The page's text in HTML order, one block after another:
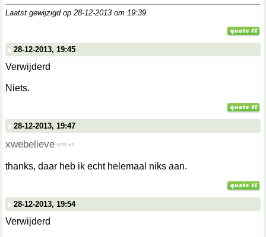
Laatst gewijzigd op 28-12-2013 om 19:39.
28-12-2013, 19:45
Verwijderd
Niets.
28-12-2013, 19:47
xwebelieve
thanks, daar heb ik echt helemaal niks aan.
28-12-2013, 19:54
Verwijderd